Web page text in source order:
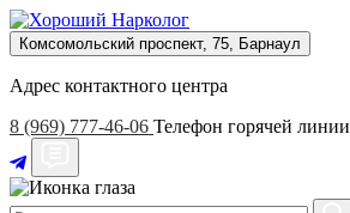
Комсомольский проспект, 75, Барнаул
Адрес контактного центра
8 (969) 777-46-06 Телефон горячей линии